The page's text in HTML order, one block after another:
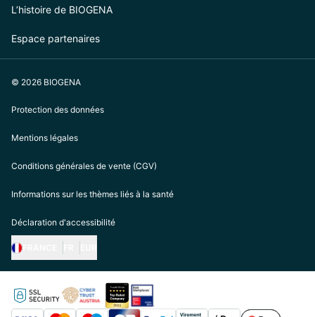
L’histoire de BIOGENA
Espace partenaires
© 2026 BIOGENA
Protection des données
Mentions légales
Conditions générales de vente (CGV)
Informations sur les thèmes liés à la santé
Déclaration d'accessibilité
https://biogena.com/de-at
https://biogena.com/de-de
https://biogena.com/de-ch